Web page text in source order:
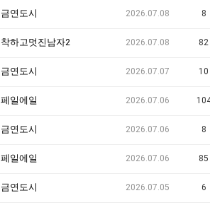
금연도시 2026.07.08 8
착하고멋진남자2 2026.07.08 82
금연도시 2026.07.07 10
페일에일 2026.07.06
금연도시 2026.07.06 8
페일에일 2026.07.06 85
금연도시 2026.07.05 6